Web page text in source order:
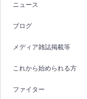
ニュース
ブログ
メディア雑誌掲載等
これから始められる方
ファイター